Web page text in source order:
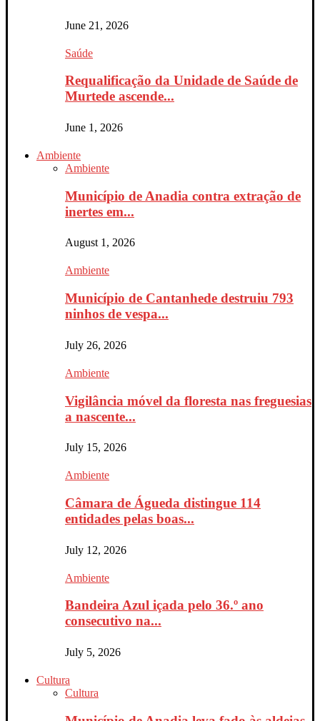
June 21, 2026
Saúde
Requalificação da Unidade de Saúde de
Murtede ascende...
June 1, 2026
Ambiente
Ambiente
Município de Anadia contra extração de
inertes em...
August 1, 2026
Ambiente
Município de Cantanhede destruiu 793
ninhos de vespa...
July 26, 2026
Ambiente
Vigilância móvel da floresta nas freguesias
a nascente...
July 15, 2026
Ambiente
Câmara de Águeda distingue 114
entidades pelas boas...
July 12, 2026
Ambiente
Bandeira Azul içada pelo 36.º ano
consecutivo na...
July 5, 2026
Cultura
Cultura